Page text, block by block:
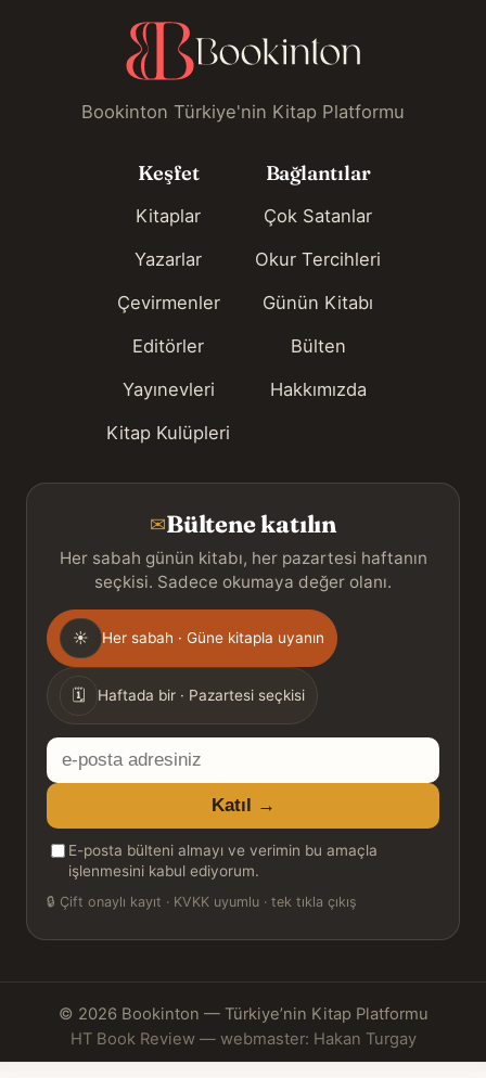
Bookinton Türkiye'nin Kitap Platformu
Keşfet
Kitaplar
Yazarlar
Çevirmenler
Editörler
Yayınevleri
Kitap Kulüpleri
Bağlantılar
Çok Satanlar
Okur Tercihleri
Günün Kitabı
Bülten
Hakkımızda
✉Bültene katılın
Her sabah günün kitabı, her pazartesi haftanın
seçkisi. Sadece okumaya değer olanı.
Gönderim
sıklığı
☀ Her sabah · Güne kitapla uyanın
🗓 Haftada bir · Pazartesi seçkisi
E-
posta
adresiniz
Katıl →
E-posta bülteni almayı ve verimin bu amaçla
işlenmesini kabul ediyorum.
🔒 Çift onaylı kayıt · KVKK uyumlu · tek tıkla çıkış
© 2026 Bookinton — Türkiye’nin Kitap Platformu
HT Book Review — webmaster: Hakan Turgay